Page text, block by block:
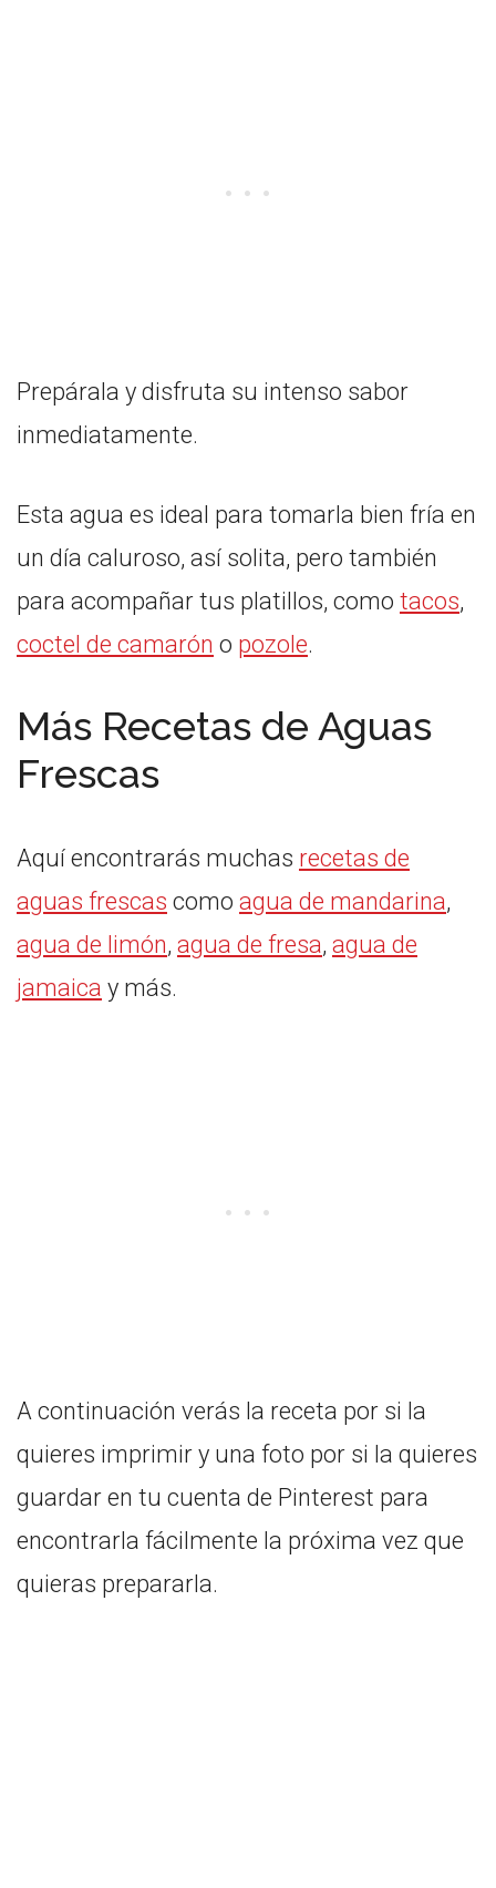
Prepárala y disfruta su intenso sabor
inmediatamente.
Esta agua es ideal para tomarla bien fría en
un día caluroso, así solita, pero también
para acompañar tus platillos, como tacos,
coctel de camarón o pozole.
Más Recetas de Aguas
Frescas
Aquí encontrarás muchas recetas de
aguas frescas como agua de mandarina,
agua de limón, agua de fresa, agua de
jamaica y más.
A continuación verás la receta por si la
quieres imprimir y una foto por si la quieres
guardar en tu cuenta de Pinterest para
encontrarla fácilmente la próxima vez que
quieras prepararla.